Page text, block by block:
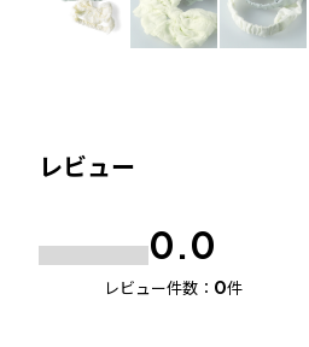
レビュー
0.0
レビュー件数： 0件